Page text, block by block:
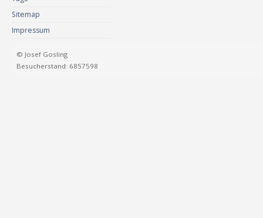
Sitemap
Impressum
© Josef Gosling
Besucherstand: 6857598